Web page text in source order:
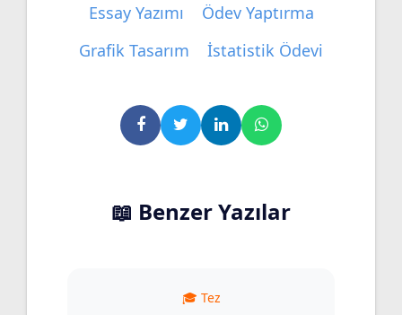
Essay Yazımı
Ödev Yaptırma
Grafik Tasarım
İstatistik Ödevi
📖 Benzer Yazılar
🎓 Tez